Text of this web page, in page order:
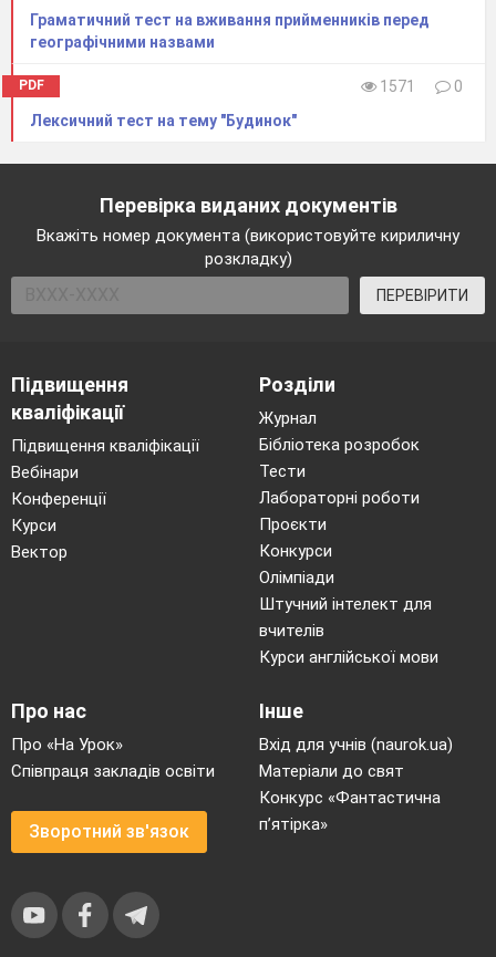
On met sur la table:
Граматичний тест на вживання прийменників перед
географічними назвами
PDF 1571
0
Лексичний тест на тему "Будинок"
Перевірка виданих документів
Вкажіть номер документа (використовуйте кириличну
розкладку)
ПЕРЕВІРИТИ
Підвищення
кваліфікації
Підвищення кваліфікації
Вебінари
Конференції
Курси
Вектор
Розділи
Журнал
Бібліотека розробок
Тести
Лабораторні роботи
Проєкти
Конкурси
Олімпіади
Штучний інтелект для
вчителів
Курси англійської мови
Про нас
Про «На Урок»
Співпраця закладів освіти
Зворотний зв'язок
Інше
Вхід для учнів (naurok.ua)
Матеріали до свят
Конкурс «Фантастична
п’ятірка»